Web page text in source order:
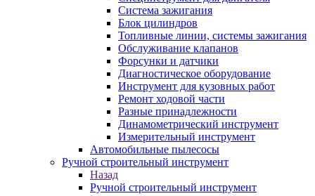
Система зажигания
Блок цилиндров
Топливные линии, системы зажигания
Обслуживание клапанов
Форсунки и датчики
Диагностическое оборудование
Инструмент для кузовных работ
Ремонт ходовой части
Разные принадлежности
Динамометрический инструмент
Измерительный инструмент
Автомобильные пылесосы
Ручной строительный инструмент
Назад
Ручной строительный инструмент